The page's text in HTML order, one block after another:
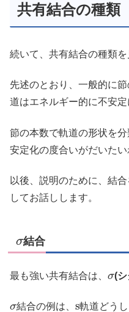
共有結合の種類
続いて、共有結合の種類を
先述のとおり、一般的に
道はエネルギー的に不安定
節の本数で軌道の形状を
安定化の度合いがだいたい
以後、説明のために、結
してお話しします。
σ結合
最も強い共有結合は、 (
結合の例は、
s
軌道どう